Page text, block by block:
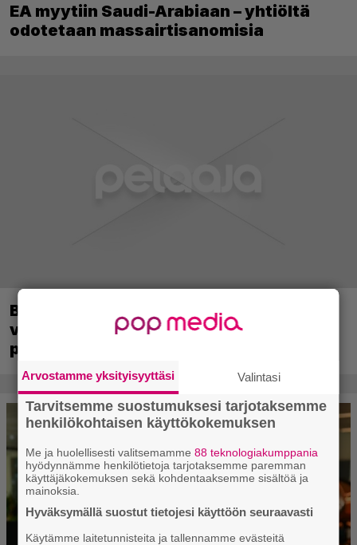
EA myytiin Saudi-Arabiaan – yhtiöltä
odotetaan massairtisanomisia
Baldur’s Gate 3 -kehittäjä julkaisi pelin
vuosipäivän kunniaksi tilastotietoja
pelaajien erikoisista valinnoista
Arvostamme yksityisyyttäsi Valintasi
Tarvitsemme suostumuksesi tarjotaksemme
henkilökohtaisen käyttökokemuksen
Me ja huolellisesti valitsemamme88 teknologiakumppania
hyödynnämme henkilötietoja tarjotaksemme paremman
käyttäjäkokemuksen sekä kohdentaaksemme sisältöä ja
mainoksia.
Hyväksymällä suostut tietojesi käyttöön seuraavasti
Käytämme laitetunnisteita ja tallennamme evästeitä